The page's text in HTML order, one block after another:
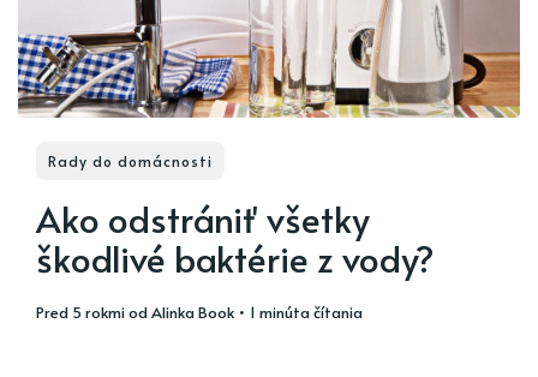
Rady do domácnosti
Ako odstrániť všetky
škodlivé baktérie z vody?
pred 5 rokmiodAlinka Book • 1 minúta čítania